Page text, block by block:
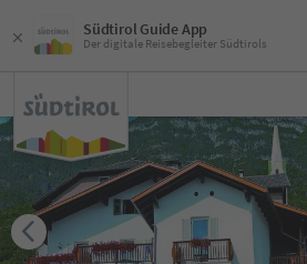
Südtirol Guide App
Der digitale Reisebegleiter Südtirols